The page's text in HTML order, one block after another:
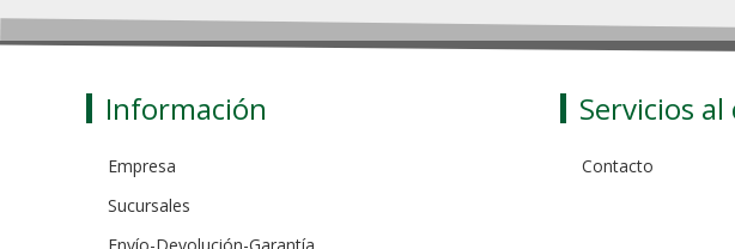
Información
Empresa
Sucursales
Servicios
Contacto